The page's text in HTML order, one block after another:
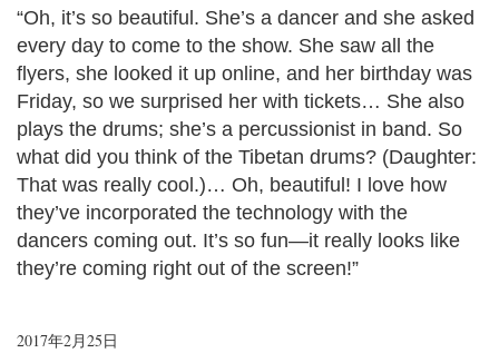
“Oh, it’s so beautiful. She’s a dancer and she asked
every day to come to the show. She saw all the
flyers, she looked it up online, and her birthday was
Friday, so we surprised her with tickets… She also
plays the drums; she’s a percussionist in band. So
what did you think of the Tibetan drums? (Daughter:
That was really cool.)… Oh, beautiful! I love how
they’ve incorporated the technology with the
dancers coming out. It’s so fun—it really looks like
they’re coming right out of the screen!”
2017年2月25日